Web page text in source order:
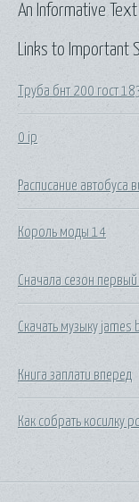
Links to Important
Труба бнт 200 гост
0 ip
Расписание автобуса
Король моды 14
Сначала сезон первый
Скачать музыку
Книга заплати вперед
Как собрать косилку
An Informative Text